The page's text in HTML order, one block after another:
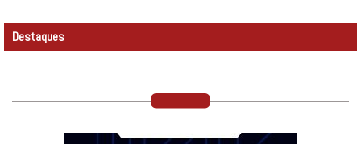
Destaques